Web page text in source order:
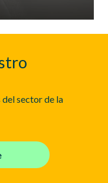
sector de la